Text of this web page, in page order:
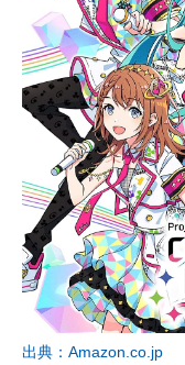
出典：Amazon.co.jp